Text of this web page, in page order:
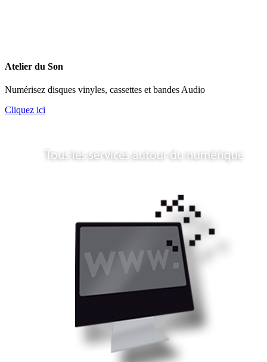
Atelier du Son
Numérisez disques vinyles, cassettes et bandes Audio
Cliquez ici